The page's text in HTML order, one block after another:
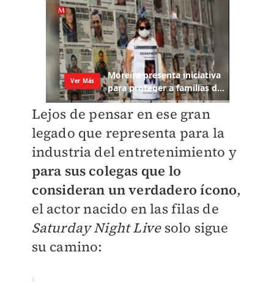
Lejos de pensar en ese gran
legado que representa para la
industria del entretenimiento y
para sus colegas que lo
consideran un verdadero ícono,
el actor nacido en las filas de
Saturday Night Livesolo sigue
su camino: